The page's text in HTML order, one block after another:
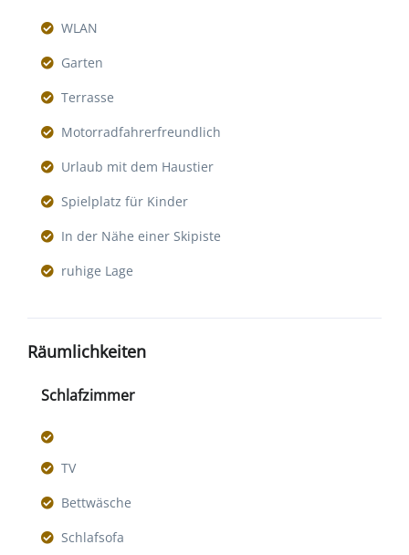
WLAN
Garten
Terrasse
Motorradfahrerfreundlich
Urlaub mit dem Haustier
Spielplatz für Kinder
In der Nähe einer Skipiste
ruhige Lage
Räumlichkeiten
Schlafzimmer
TV
Bettwäsche
Schlafsofa